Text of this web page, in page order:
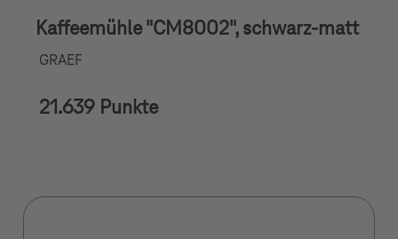
Kaffeemühle "CM8002", schwarz-matt
GRAEF
21.639 Punkte